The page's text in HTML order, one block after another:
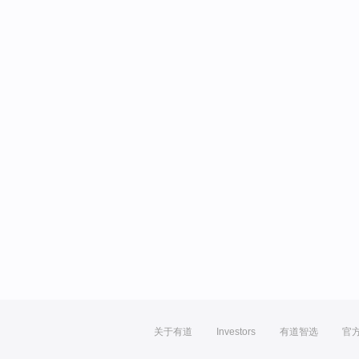
关于有道 Investors 有道智选 官